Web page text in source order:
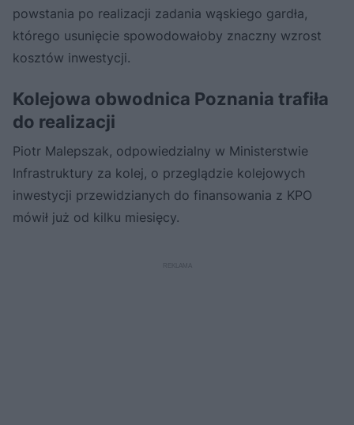
powstania po realizacji zadania wąskiego gardła,
którego usunięcie spowodowałoby znaczny wzrost
kosztów inwestycji.
Kolejowa obwodnica Poznania trafiła
do realizacji
Piotr Malepszak, odpowiedzialny w Ministerstwie
Infrastruktury za kolej, o przeglądzie kolejowych
inwestycji przewidzianych do finansowania z KPO
mówił już od kilku miesięcy.